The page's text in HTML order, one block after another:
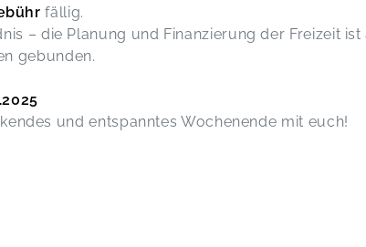
fällig.
– die Planung und Finanzierung der Freizeit ist
gebunden.
und entspanntes Wochenende mit euch!